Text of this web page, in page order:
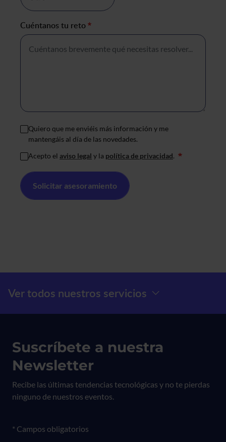
Cuéntanos tu reto *
Quiero que me enviéis más información y me
mantengáis al día de las novedades.
Acepto el aviso legal y la política de privacidad. *
Menú Prefooter
Ver todos nuestros servicios
Suscríbete a nuestra
Newsletter
Recibe las últimas tendencias tecnológicas y no te pierdas
ninguno de nuestros eventos.
Formulario newsletter
* Campos obligatorios